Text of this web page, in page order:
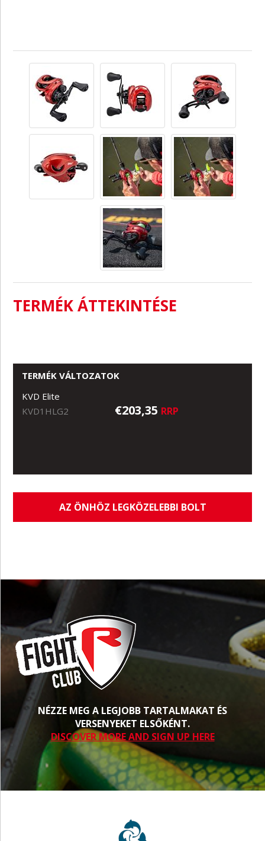
TERMÉK ÁTTEKINTÉSE
TERMÉK VÁLTOZATOK
KVD Elite
KVD1HLG2
€203,35 RRP
AZ ÖNHÖZ LEGKÖZELEBBI BOLT
NÉZZE MEG A LEGJOBB TARTALMAKAT ÉS
VERSENYEKET ELSŐKÉNT.
DISCOVER MORE AND SIGN UP HERE